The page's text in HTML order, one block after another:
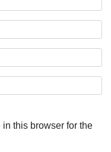
this browser for the